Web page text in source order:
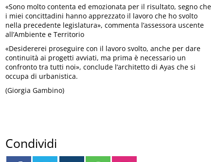
«Sono molto contenta ed emozionata per il risultato, segno che
i miei concittadini hanno apprezzato il lavoro che ho svolto
nella precedente legislatura», commenta l’assessora uscente
all’Ambiente e Territorio
«Desidererei proseguire con il lavoro svolto, anche per dare
continuità ai progetti avviati, ma prima è necessario un
confronto tra tutti noi», conclude l’architetto di Ayas che si
occupa di urbanistica.
(Giorgia Gambino)
Condividi